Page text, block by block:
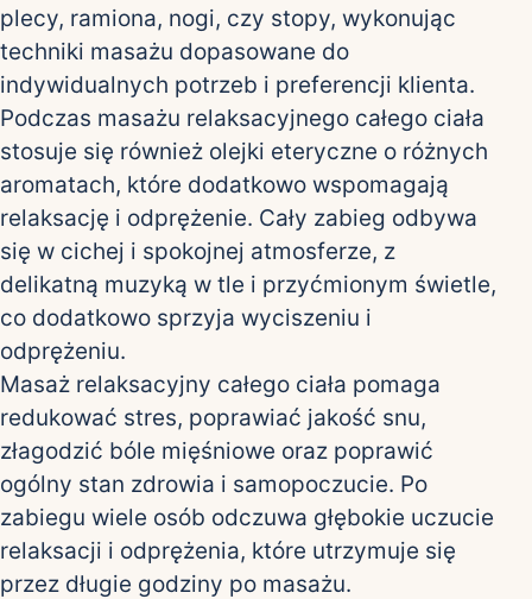
plecy, ramiona, nogi, czy stopy, wykonując
techniki masażu dopasowane do
indywidualnych potrzeb i preferencji klienta.
Podczas masażu relaksacyjnego całego ciała
stosuje się również olejki eteryczne o różnych
aromatach, które dodatkowo wspomagają
relaksację i odprężenie. Cały zabieg odbywa
się w cichej i spokojnej atmosferze, z
delikatną muzyką w tle i przyćmionym świetle,
co dodatkowo sprzyja wyciszeniu i
odprężeniu.
Masaż relaksacyjny całego ciała pomaga
redukować stres, poprawiać jakość snu,
złagodzić bóle mięśniowe oraz poprawić
ogólny stan zdrowia i samopoczucie. Po
zabiegu wiele osób odczuwa głębokie uczucie
relaksacji i odprężenia, które utrzymuje się
przez długie godziny po masażu.